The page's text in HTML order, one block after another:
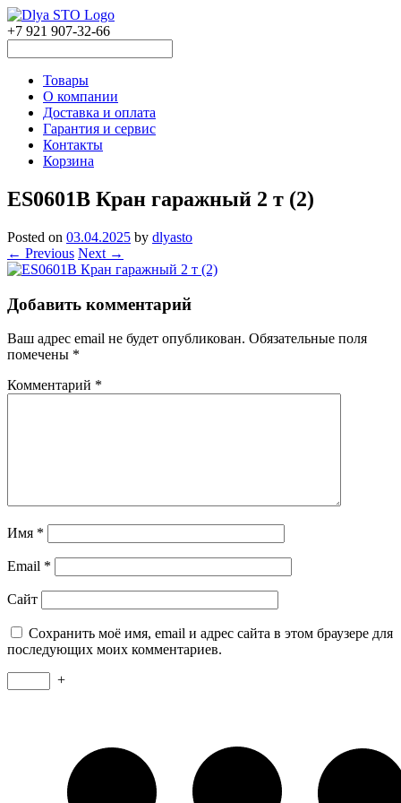
+7 921 907-32-66
Товары
О компании
Доставка и оплата
Гарантия и сервис
Контакты
Корзина
ES0601B Кран гаражный 2 т (2)
Posted on 03.04.2025 by dlyasto
← Previous Next →
Добавить комментарий
Ваш адрес email не будет опубликован. Обязательные поля
помечены *
Комментарий *
Имя *
Email *
Сайт
Сохранить моё имя, email и адрес сайта в этом браузере для
последующих моих комментариев.
+